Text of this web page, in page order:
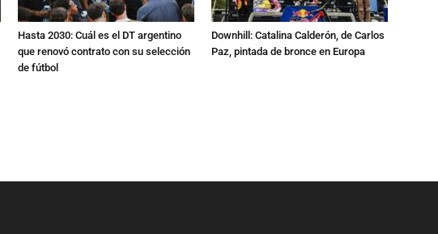
Hasta 2030: Cuál es el DT argentino
que renovó contrato con su selección
de fútbol
Downhill: Catalina Calderón, de Carlos
Paz, pintada de bronce en Europa